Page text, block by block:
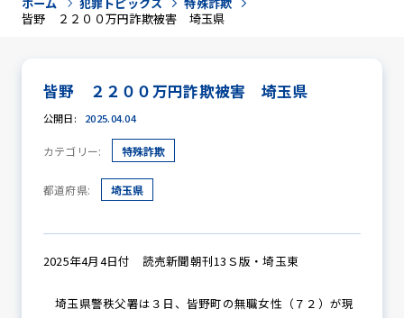
防犯活動ニュース
防犯パトロール
皆野 ２２００万円詐欺被害 埼玉県
皆野 ２２００万円詐欺被害 埼玉県
公開日: 2025.04.04
カテゴリー: 特殊詐欺
都道府県: 埼玉県
2025年4月4日付 読売新聞朝刊13Ｓ版・埼玉東
埼玉県警秩父署は３日、皆野町の無職女性（７２）が現